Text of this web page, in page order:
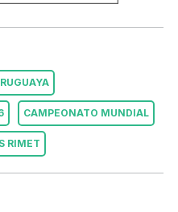
CAMPEONATO MUNDIAL
RIMET